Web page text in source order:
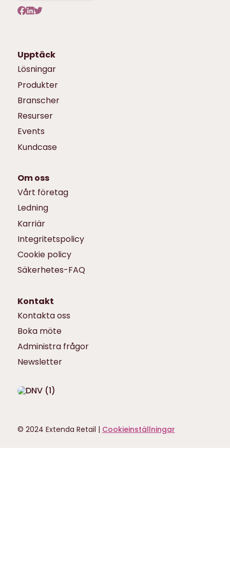
Upptäck
Lösningar
Produkter
Branscher
Resurser
Events
Kundcase
Om oss
Vårt företag
Ledning
Karriär
Integritetspolicy
Cookie policy
Säkerhetes-FAQ
Kontakt
Kontakta oss
Boka möte
Administra frågor
Newsletter
© 2024 Extenda Retail | Cookieinställningar